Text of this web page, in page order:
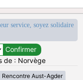
service, soyez solidaire
de : Norvège
Rencontre Aust-Agder